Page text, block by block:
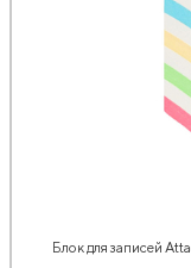
Блок для записей